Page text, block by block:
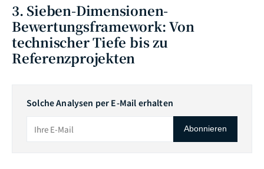
3. Sieben-Dimensionen-
Bewertungsframework: Von
technischer Tiefe bis zu
Referenzprojekten
Solche Analysen per E-Mail erhalten
Abonnieren